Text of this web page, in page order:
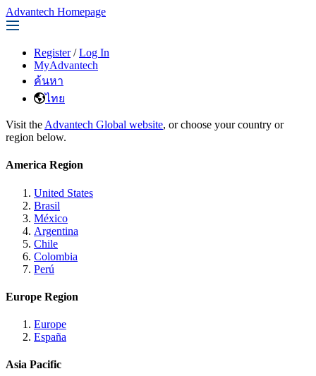
Advantech Homepage
Register / Log In
MyAdvantech
ค้นหา
ไทย
Visit the Advantech Global website, or choose your country or
region below.
America Region
United States
Brasil
México
Argentina
Chile
Colombia
Perú
Europe Region
Europe
España
Asia Pacific